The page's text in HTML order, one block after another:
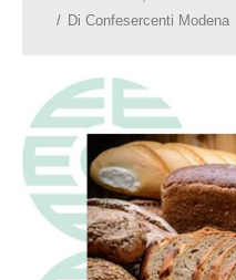
Di Confesercenti Modena